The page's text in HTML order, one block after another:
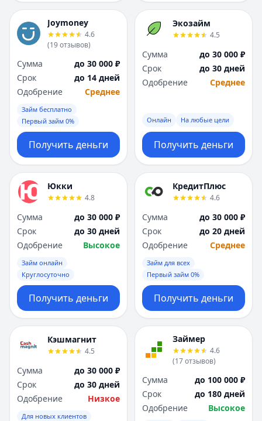
Joymoney
4.6
(19отзывов)
Сумма
до 30 000 ₽
Срок
до 14 дней
Одобрение
Среднее
Займ бесплатно
Первый займ 0%
Получить деньги
Экозайм
4.5
Сумма
до 30 000 ₽
Срок
до 30 дней
Одобрение
Среднее
Онлайн На любые цели
Получить деньги
Юкки
4.8
Сумма
до 30 000 ₽
Срок
до 30 дней
Одобрение
Высокое
Займ онлайн
Круглосуточно
Получить деньги
КредитПлюс
4.6
Сумма
до 30 000 ₽
Срок
до 20 дней
Одобрение
Среднее
Займ для всех
Первый займ 0%
Получить деньги
Кэшмагнит
4.5
Сумма
до 30 000 ₽
Срок
до 30 дней
Одобрение
Низкое
Для новых клиентов
Займер
4.6
(17отзывов)
Сумма
до 100 000 ₽
Срок
до 180 дней
Одобрение
Высокое